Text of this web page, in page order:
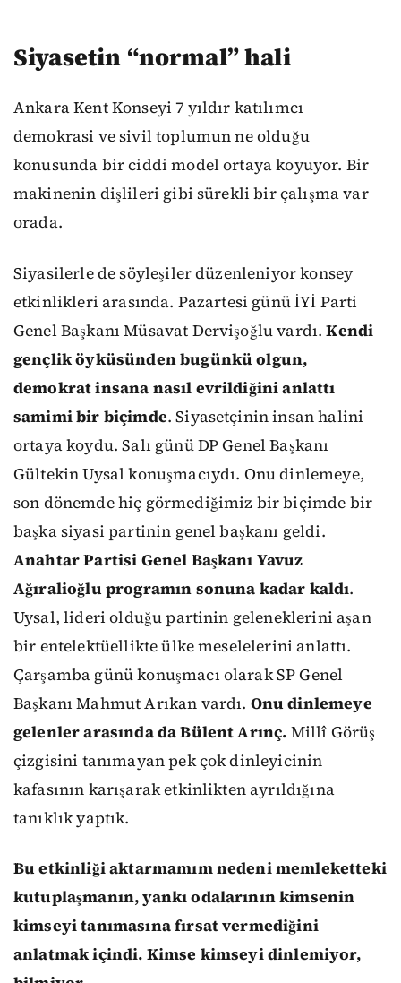
Siyasetin “normal” hali
Ankara Kent Konseyi 7 yıldır katılımcı
demokrasi ve sivil toplumun ne olduğu
konusunda bir ciddi model ortaya koyuyor. Bir
makinenin dişlileri gibi sürekli bir çalışma var
orada.
Siyasilerle de söyleşiler düzenleniyor konsey
etkinlikleri arasında. Pazartesi günü İYİ Parti
Genel Başkanı Müsavat Dervişoğlu vardı.Kendi
gençlik öyküsünden bugünkü olgun,
demokrat insana nasıl evrildiğini anlattı
samimi bir biçimde. Siyasetçinin insan halini
ortaya koydu. Salı günü DP Genel Başkanı
Gültekin Uysal konuşmacıydı. Onu dinlemeye,
son dönemde hiç görmediğimiz bir biçimde bir
başka siyasi partinin genel başkanı geldi.
Anahtar Partisi Genel Başkanı Yavuz
Ağıralioğlu programın sonuna kadar kaldı.
Uysal, lideri olduğu partinin geleneklerini aşan
bir entelektüellikte ülke meselelerini anlattı.
Çarşamba günü konuşmacı olarak SP Genel
Başkanı Mahmut Arıkan vardı. Onu dinlemeye
gelenler arasında da Bülent Arınç. Millî Görüş
çizgisini tanımayan pek çok dinleyicinin
kafasının karışarak etkinlikten ayrıldığına
tanıklık yaptık.
Bu etkinliği aktarmamım nedeni memleketteki
kutuplaşmanın, yankı odalarının kimsenin
kimseyi tanımasına fırsat vermediğini
anlatmak içindi. Kimse kimseyi dinlemiyor,